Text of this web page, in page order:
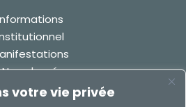
votre vie privée
Non classé
Travaux